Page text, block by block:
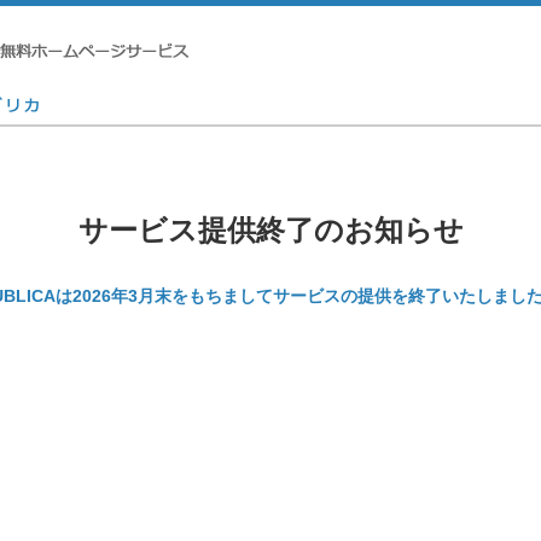
サービス提供終了のお知らせ
は2026年3月末をもちましてサービスの提供を終了いたしまし